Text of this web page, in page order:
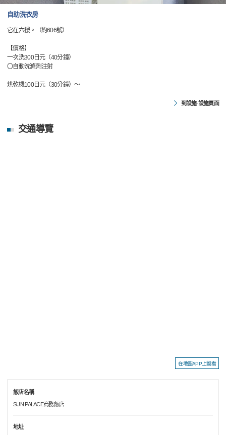
自助洗衣房
它在六樓。（約606號）
【價格】
一次洗300日元（40分鐘）
〇自動洗滌劑注射
烘乾機100日元（30分鐘）〜
到設施·設施頁面
交通導覽
在地圖APP上觀看
飯店名稱
SUN PALACE商務飯店
地址